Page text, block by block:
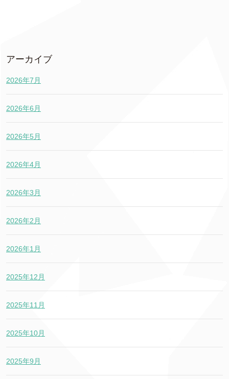
アーカイブ
2026年7月
2026年6月
2026年5月
2026年4月
2026年3月
2026年2月
2026年1月
2025年12月
2025年11月
2025年10月
2025年9月